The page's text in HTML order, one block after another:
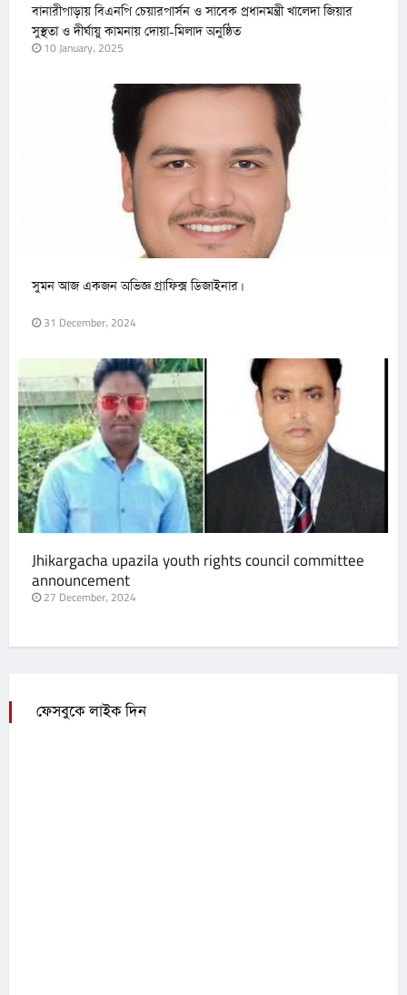
বানারীপাড়ায় বিএনপি চেয়ারপার্সন ও সাবেক প্রধানমন্ত্রী খালেদা জিয়ার
সুস্থতা ও দীর্ঘায়ু কামনায় দোয়া-মিলাদ অনুষ্ঠিত
10 January, 2025
সুমন আজ একজন অভিজ্ঞ গ্রাফিক্স ডিজাইনার।
31 December, 2024
Jhikargacha upazila youth rights council committee
announcement
27 December, 2024
ফেসবুকে লাইক দিন